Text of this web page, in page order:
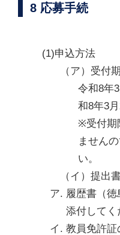
8 応募手続
(1)申込方法
（ア）受付
令和8年
和8年3
※受付期
ません
い。
（イ）提出
履歴書（
添付してく
教員免許証